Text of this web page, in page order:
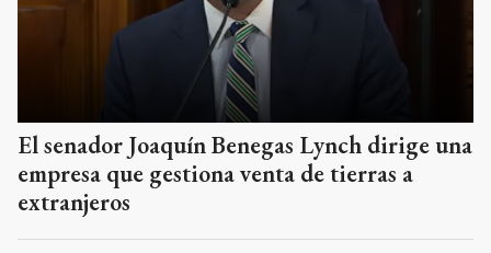
El senador Joaquín Benegas Lynch dirige una
empresa que gestiona venta de tierras a
extranjeros